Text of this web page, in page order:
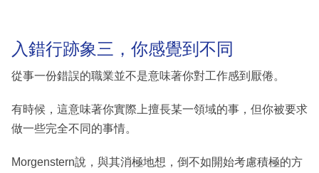
入錯行跡象三，你感覺到不同
從事一份錯誤的職業並不是意味著你對工作感到厭倦。
有時候，這意味著你實際上擅長某一領域的事，但你被要求
做一些完全不同的事情。
Morgenstern說，與其消極地想，倒不如開始考慮積極的方